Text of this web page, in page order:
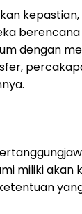
dengan
miliki